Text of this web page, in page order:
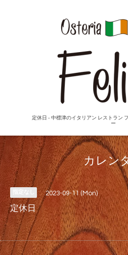
定休日 - 中標津のイタリアン レストラン
ー
カレン
2023-09-11 (Mon)
定休日